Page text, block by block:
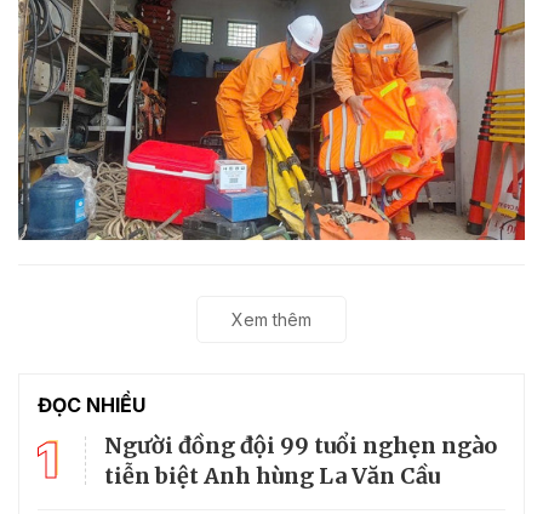
Xem thêm
ĐỌC NHIỀU
1
Người đồng đội 99 tuổi nghẹn ngào
tiễn biệt Anh hùng La Văn Cầu